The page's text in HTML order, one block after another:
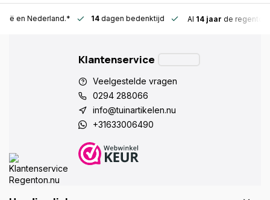
Nederland.* 14 dagen bedenktijd Al 14 jaar de
Klantenservice
Veelgestelde vragen
0294 288066
info@tuinartikelen.nu
+31633006490